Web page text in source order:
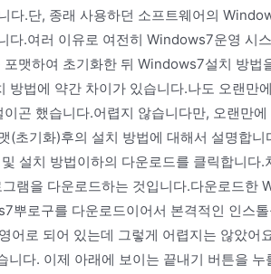
다.단, 종래 사용하던 소프트웨어의
.여러 이유로 여전히 Windows7운영 시
맷하여 초기화한 뒤 Windows7설치 방법
법에 약간 차이가 있습니다.나도 오랜만
곤 했습니다.어렵지 않습니다만, 오랜만
(초기화)후의 설치 방법에 대해서 설명합니
설치 방법이하의 다운로드를 클릭합니다.
램을 다운로드하는 것입니다.다운로드한
뿌로구를 다운로드이어서 본격적인 인스
어로 되어 있는데 그렇게 어렵지는 않았어
다. 이제 아래에 보이는 끝내기 버튼을 누